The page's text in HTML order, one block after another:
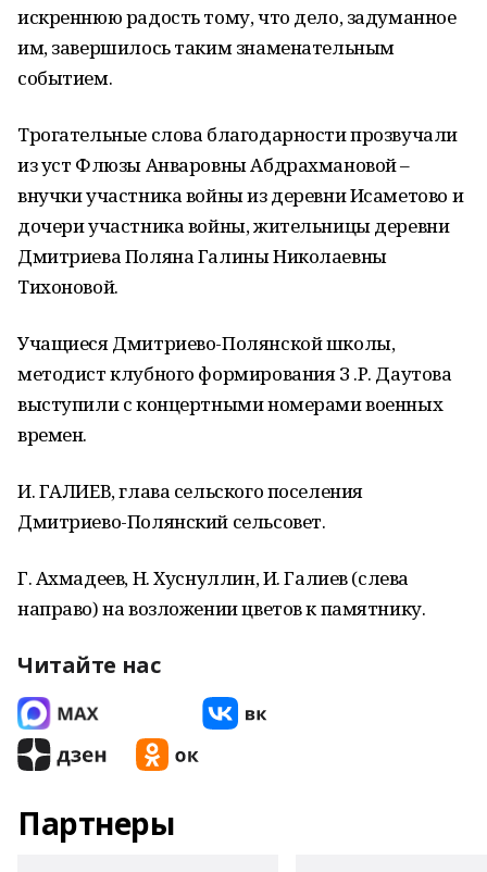
искреннюю радость тому, что дело, задуманное
им, завершилось таким знаменательным
событием.
Трогательные слова благодарности прозвучали
из уст Флюзы Анваровны Абдрахмановой –
внучки участника войны из деревни Исаметово и
дочери участника войны, жительницы деревни
Дмитриева Поляна Галины Николаевны
Тихоновой.
Учащиеся Дмитриево-Полянской школы,
методист клубного формирования З .Р. Даутова
выступили с концертными номерами военных
времен.
И. ГАЛИЕВ, глава сельского поселения
Дмитриево-Полянский сельсовет.
Г. Ахмадеев, Н. Хуснуллин, И. Галиев (слева
направо) на возложении цветов к памятнику.
Читайте нас
Партнеры